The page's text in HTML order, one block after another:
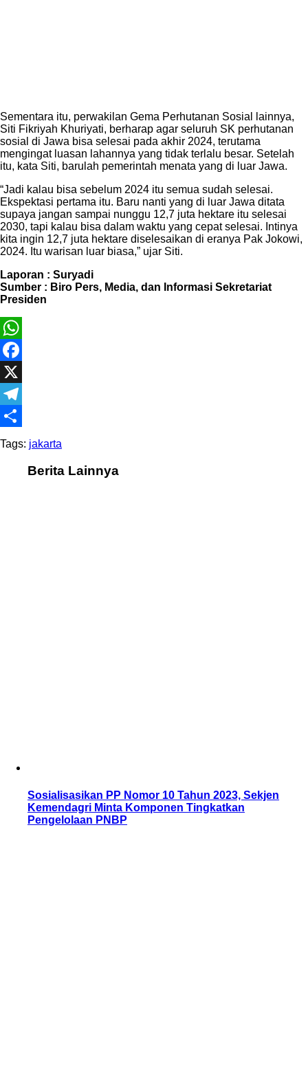
Sementara itu, perwakilan Gema Perhutanan Sosial lainnya,
Siti Fikriyah Khuriyati, berharap agar seluruh SK perhutanan
sosial di Jawa bisa selesai pada akhir 2024, terutama
mengingat luasan lahannya yang tidak terlalu besar. Setelah
itu, kata Siti, barulah pemerintah menata yang di luar Jawa.
“Jadi kalau bisa sebelum 2024 itu semua sudah selesai.
Ekspektasi pertama itu. Baru nanti yang di luar Jawa ditata
supaya jangan sampai nunggu 12,7 juta hektare itu selesai
2030, tapi kalau bisa dalam waktu yang cepat selesai. Intinya
kita ingin 12,7 juta hektare diselesaikan di eranya Pak Jokowi,
2024. Itu warisan luar biasa,” ujar Siti.
Laporan : Suryadi
Sumber : Biro Pers, Media, dan Informasi Sekretariat
Presiden
WhatsApp
Facebook
X
Telegram
Share
Tags: jakarta
Berita Lainnya
Sosialisasikan PP Nomor 10 Tahun 2023, Sekjen
Kemendagri Minta Komponen Tingkatkan
Pengelolaan PNBP